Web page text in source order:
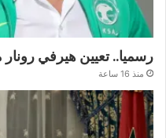
رسميا.. تعيين هيرفي
منذ 16 ساعة